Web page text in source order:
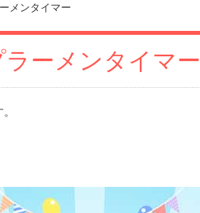
ンタイマー
ーメンタイマー